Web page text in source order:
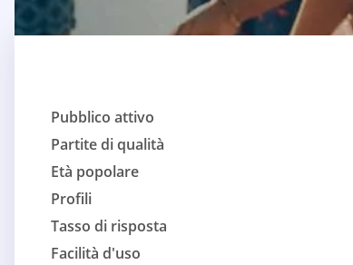
Pubblico attivo
Partite di qualità
Età popolare
Profili
Tasso di risposta
Facilità d'uso